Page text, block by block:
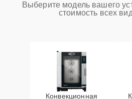
Выберите модель вашего
стоимость всех
Конвекционная